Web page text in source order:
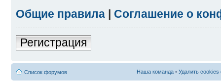
Общие правила
Соглашение о
Регистрация
Список форумов Наша команда • Удалить